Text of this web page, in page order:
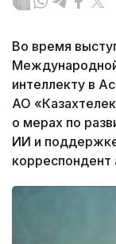
Во время
интеллекту в
АО
о мерах по
ИИ и
корреспондент